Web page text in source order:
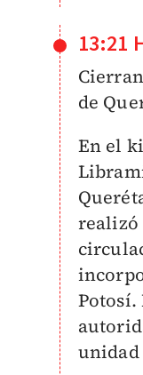
13:21
de
En el
realizó
Potosí.